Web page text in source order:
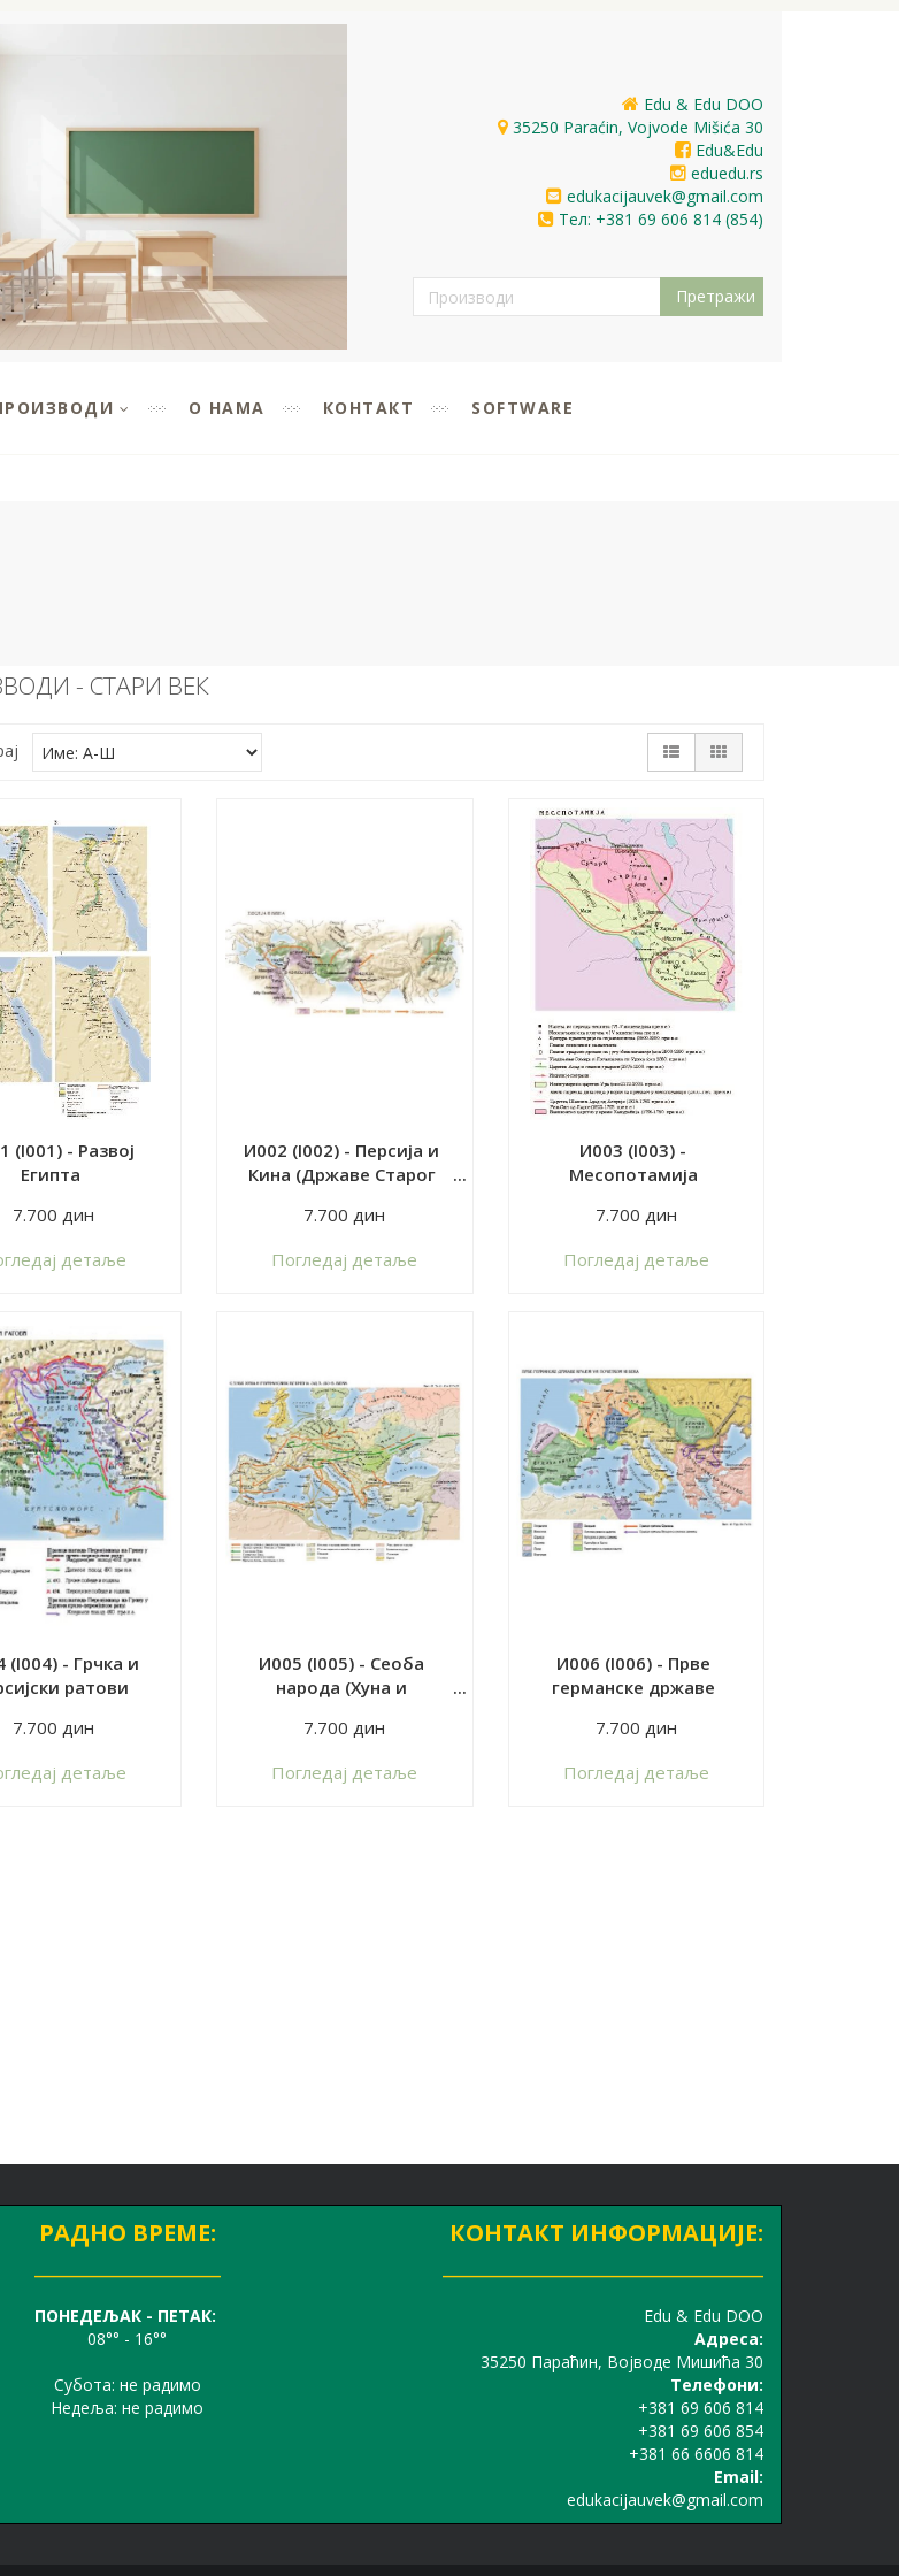
Edu & Edu DOO
35250 Paraćin, Vojvode Mišića 30
Edu&Edu
eduedu.rs
edukacijauvek@gmail.com
Тел: +381 69 606 814 (854)
О НАМА КОНТАКТ SOFTWARE
- СТАРИ ВЕК
(I001) - Развој
Египта
7.700 дин
детаље
И002 (I002) - Персија и
Кина (Државе Старог
7.700 дин
Пoгледај детаље
И003 (I003) -
Месопотамија
7.700 дин
Пoгледај детаље
(I004) - Грчка и
ратови
7.700 дин
детаље
И005 (I005) - Сеоба
народа (Хуна и
7.700 дин
Пoгледај детаље
И006 (I006) - Прве
германске државе
7.700 дин
Пoгледај детаље
РАДНО ВРЕМЕ:
ПОНЕДЕЉАК - ПЕТАК:
08°° - 16°°
Субота: не радимо
Недеља: не радимо
КОНТАКТ ИНФОРМАЦИЈЕ:
Edu & Edu DOO
Адреса:
35250 Параћин, Војводе Мишића 30
Телефони:
+381 69 606 814
+381 69 606 854
+381 66 6606 814
Email:
edukacijauvek@gmail.com